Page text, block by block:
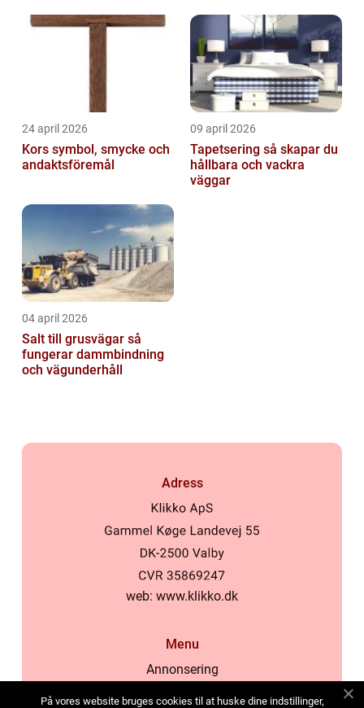
24 april 2026
Kors symbol, smycke och
andaktsföremål
09 april 2026
Tapetsering så skapar du
hållbara och vackra
väggar
04 april 2026
Salt till grusvägar så
fungerar dammbindning
och vägunderhåll
Adress
web: www.klikko.dk
Menu
Annonsering
På vores website bruges cookies til at huske dine indstillinger,